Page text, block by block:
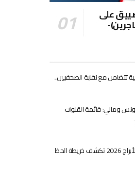
على
تتضامن مع نقابة الصحفيين..
تونس ومالي: قائمة القنوات
توقعات ماغي فرح للأبراج 2026 تكشف خريطة الحظ